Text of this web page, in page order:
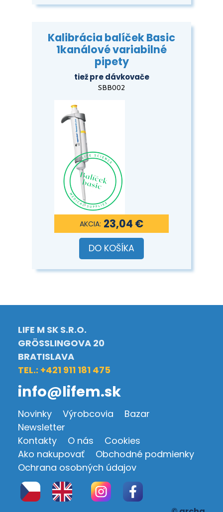
Kalibrácia balíček Basic
1kanálové variabilné
pipety
tiež pre dávkovače
SBB002
23,04 €
DO KOŠÍKA
LIFE M SK S.R.O.
GRÖSSLINGOVA 20
BRATISLAVA
TEL.: +421 911 181 475
info@lifem.sk
Novinky Výrobcovia
Bazar
Newsletter
Kontakty
O nás
Cookies
Ako nakupovať
Obchodné podmienky
Ochrana osobných údajov